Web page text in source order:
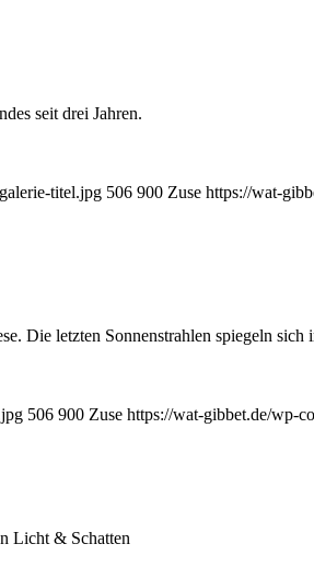
seit drei Jahren.
titel.jpg 506 900 Zuse https://wat-
Die letzten Sonnenstrahlen spiegeln
506 900 Zuse https://wat-gibbet.de/wp-
Licht & Schatten